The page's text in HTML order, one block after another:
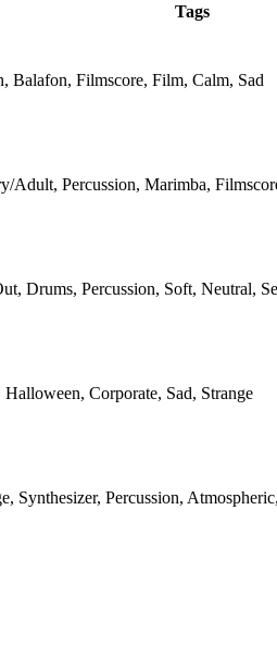
Tags
Balafon, Filmscore, Film, Calm, Sad
Adult, Percussion, Marimba,
Drums, Percussion, Soft, Neutral,
Halloween, Corporate, Sad, Strange
Synthesizer, Percussion,